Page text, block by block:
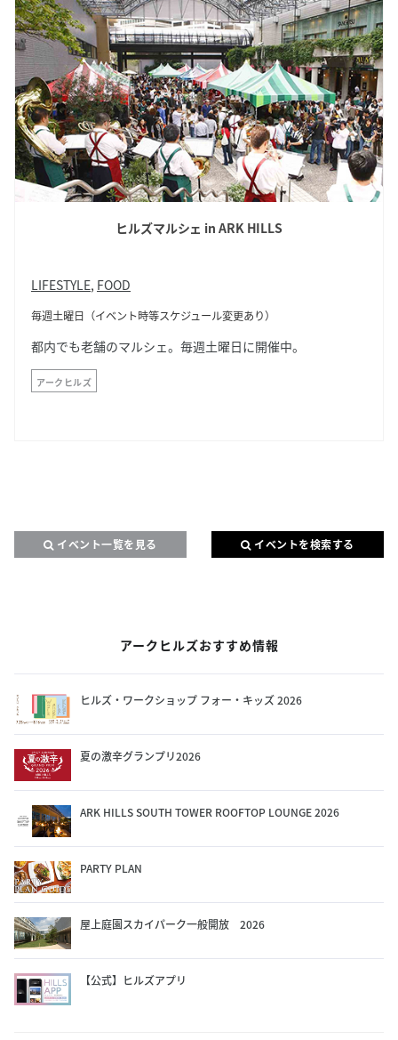
ヒルズマルシェ in ARK HILLS
LIFESTYLE, FOOD
毎週土曜日（イベント時等スケジュール変更あり）
都内でも老舗のマルシェ。毎週土曜日に開催中。
アークヒルズ
イベント一覧を見る イベントを検索する
アークヒルズおすすめ情報
ヒルズ・ワークショップ フォー・キッズ 2026
夏の激辛グランプリ2026
ARK HILLS SOUTH TOWER ROOFTOP LOUNGE 2026
PARTY PLAN
屋上庭園スカイパーク一般開放 2026
【公式】ヒルズアプリ